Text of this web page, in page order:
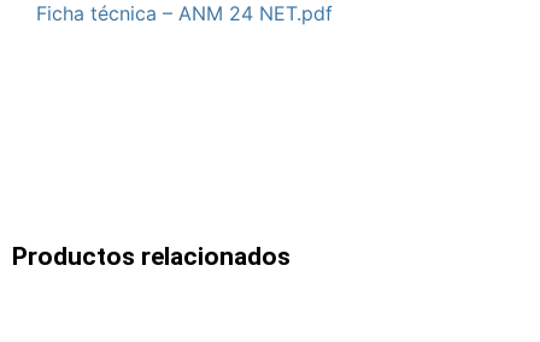
Ficha técnica – ANM 24 NET.pdf
Productos relacionados